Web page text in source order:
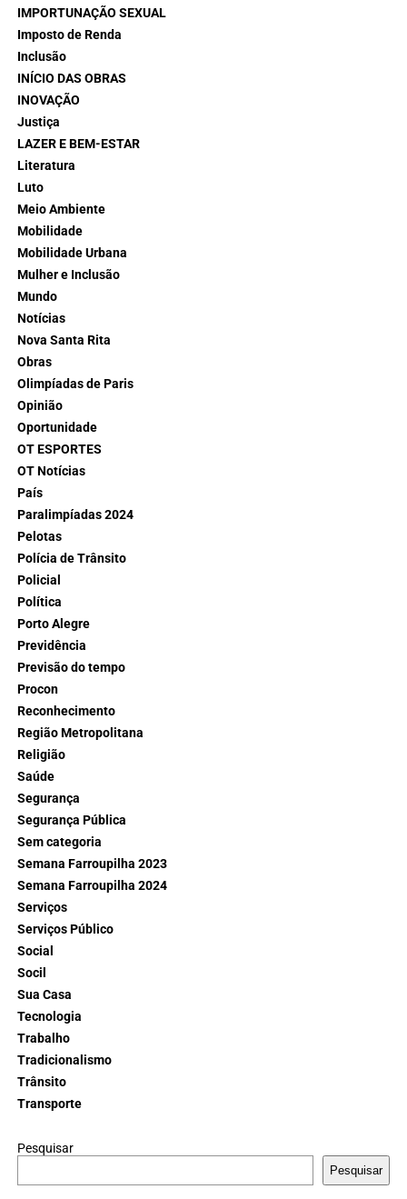
IMPORTUNAÇÃO SEXUAL
Imposto de Renda
Inclusão
INÍCIO DAS OBRAS
INOVAÇÃO
Justiça
LAZER E BEM-ESTAR
Literatura
Luto
Meio Ambiente
Mobilidade
Mobilidade Urbana
Mulher e Inclusão
Mundo
Notícias
Nova Santa Rita
Obras
Olimpíadas de Paris
Opinião
Oportunidade
OT ESPORTES
OT Notícias
País
Paralimpíadas 2024
Pelotas
Polícia de Trânsito
Policial
Política
Porto Alegre
Previdência
Previsão do tempo
Procon
Reconhecimento
Região Metropolitana
Religião
Saúde
Segurança
Segurança Pública
Sem categoria
Semana Farroupilha 2023
Semana Farroupilha 2024
Serviços
Serviços Público
Social
Socil
Sua Casa
Tecnologia
Trabalho
Tradicionalismo
Trânsito
Transporte
Pesquisar
Pesquisar